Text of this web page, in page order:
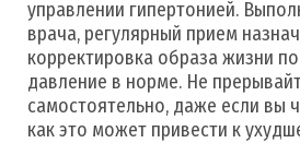
управлении гипертонией.
врача, регулярный прием
корректировка образа жизни
давление в норме. Не
самостоятельно, даже если вы
как это может привести к